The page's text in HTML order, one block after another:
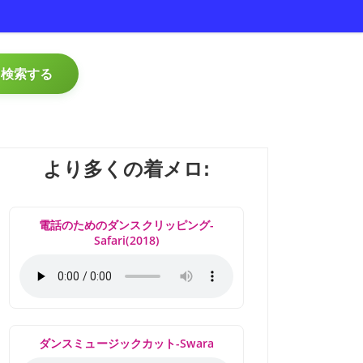
検索する
より多くの着メロ:
電話のためのダンスクリッピング-
Safari(2018)
ダンスミュージックカット-Swara